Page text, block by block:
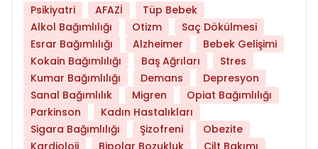
Psikiyatri AFAZİ
Tüp Bebek
Alkol Bağımlılığı
Otizm
Saç Dökülmesi
Esrar Bağımlılığı
Alzheimer
Bebek Gelişimi
Kokain Bağımlılığı
Baş Ağrıları
Stres
Kumar Bağımlılığı
Demans
Depresyon
Sanal Bağımlılık
Migren
Opiat Bağımlılığı
Parkinson
Kadın Hastalıkları
Sigara Bağımlılığı
Şizofreni
Obezite
Kardioloji
Bipolar Bozukluk Cilt Bakımı